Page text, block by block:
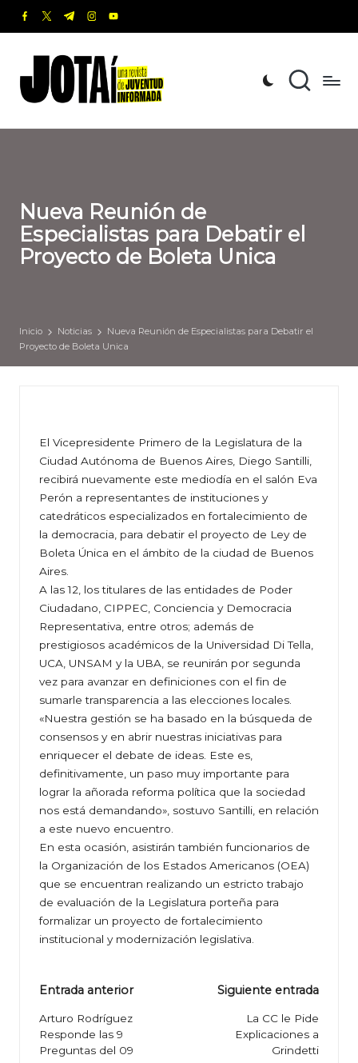
Saltar
contenido
facebook.com
twitter.com
t.me instagram.com
youtube.com
o
t
revista
de
Informada
Nueva Reunión de
Especialistas para Debatir el
Proyecto de Boleta Unica
Inicio Noticias
Nueva Reunión de Especialistas para Debatir el
Proyecto de Boleta Unica
El Vicepresidente Primero de la Legislatura de la
Ciudad Autónoma de Buenos Aires, Diego Santilli,
recibirá nuevamente este mediodía en el salón Eva
Perón a representantes de instituciones y
catedráticos especializados en fortalecimiento de
la democracia, para debatir el proyecto de Ley de
Boleta Única en el ámbito de la ciudad de Buenos
Aires.
A las 12, los titulares de las entidades de Poder
Ciudadano, CIPPEC, Conciencia y Democracia
Representativa, entre otros; además de
prestigiosos académicos de la Universidad Di Tella,
UCA, UNSAM y la UBA, se reunirán por segunda
vez para avanzar en definiciones con el fin de
sumarle transparencia a las elecciones locales.
«Nuestra gestión se ha basado en la búsqueda de
consensos y en abrir nuestras iniciativas para
enriquecer el debate de ideas. Este es,
definitivamente, un paso muy importante para
lograr la añorada reforma política que la sociedad
nos está demandando», sostuvo Santilli, en relación
a este nuevo encuentro.
En esta ocasión, asistirán también funcionarios de
la Organización de los Estados Americanos (OEA)
que se encuentran realizando un estricto trabajo
de evaluación de la Legislatura porteña para
formalizar un proyecto de fortalecimiento
institucional y modernización legislativa.
Navegación
de
entradas
Entrada anterior
Arturo Rodríguez
Responde las 9
Preguntas del 09
Siguiente entrada
La CC le Pide
Explicaciones a
Grindetti